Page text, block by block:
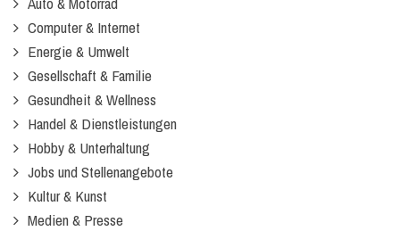
Computer & Internet
Energie & Umwelt
Gesellschaft & Familie
Gesundheit & Wellness
Handel & Dienstleistungen
Hobby & Unterhaltung
Jobs und Stellenangebote
Kultur & Kunst
Medien & Presse